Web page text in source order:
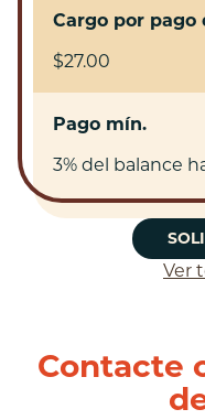
Cargo por pago
$27.00
Pago mín.
3% del balance
Ver
Contacte